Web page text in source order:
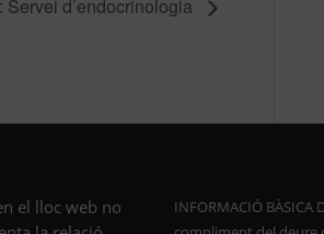
Servei d’endocrinologia
el lloc web no
INFORMACIÓ BÀSICA